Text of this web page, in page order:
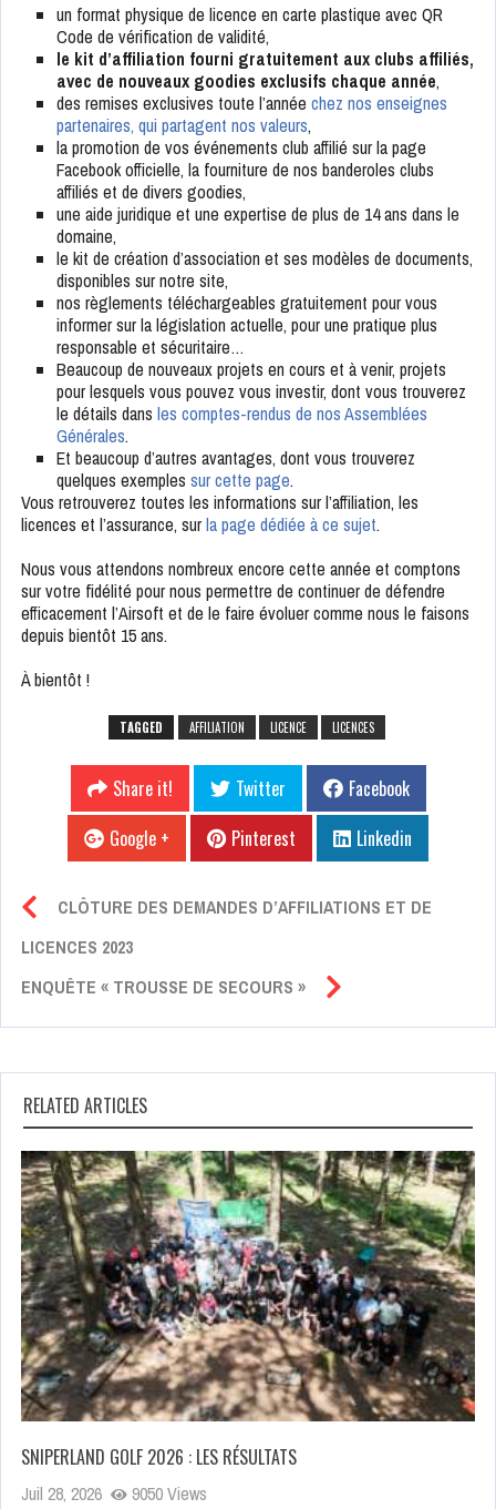
un format physique de licence en carte plastique avec QR
Code de vérification de validité,
le kit d’affiliation fourni gratuitement aux clubs affiliés,
avec de nouveaux goodies exclusifs chaque année,
des remises exclusives toute l’année chez nos enseignes
partenaires, qui partagent nos valeurs,
la promotion de vos événements club affilié sur la page
Facebook officielle, la fourniture de nos banderoles clubs
affiliés et de divers goodies,
une aide juridique et une expertise de plus de 14 ans dans le
domaine,
le kit de création d’association et ses modèles de documents,
disponibles sur notre site,
nos règlements téléchargeables gratuitement pour vous
informer sur la législation actuelle, pour une pratique plus
responsable et sécuritaire…
Beaucoup de nouveaux projets en cours et à venir, projets
pour lesquels vous pouvez vous investir, dont vous trouverez
le détails dans les comptes-rendus de nos Assemblées
Générales.
Et beaucoup d’autres avantages, dont vous trouverez
quelques exemples sur cette page.
Vous retrouverez toutes les informations sur l’affiliation, les
licences et l’assurance, surla page dédiée à ce sujet.
Nous vous attendons nombreux encore cette année et comptons
sur votre fidélité pour nous permettre de continuer de défendre
efficacement l’Airsoft et de le faire évoluer comme nous le faisons
depuis bientôt 15 ans.
À bientôt !
TAGGED AFFILIATION LICENCE LICENCES
Share it! Twitter
Facebook
Google +
Pinterest Linkedin
CLÔTURE DES DEMANDES D’AFFILIATIONS ET DE
LICENCES 2023
ENQUÊTE « TROUSSE DE SECOURS »
RELATED ARTICLES
SNIPERLAND GOLF 2026 : LES RÉSULTATS
Juil 28, 2026 9050 Views